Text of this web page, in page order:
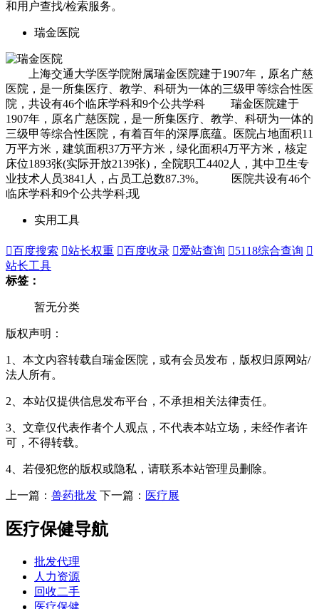
和用户查找/检索服务。
瑞金医院
上海交通大学医学院附属瑞金医院建于1907年，原名广慈
医院，是一所集医疗、教学、科研为一体的三级甲等综合性医
院，共设有46个临床学科和9个公共学科 瑞金医院建于
1907年，原名广慈医院，是一所集医疗、教学、科研为一体的
三级甲等综合性医院，有着百年的深厚底蕴。医院占地面积11
万平方米，建筑面积37万平方米，绿化面积4万平方米，核定
床位1893张(实际开放2139张)，全院职工4402人，其中卫生专
业技术人员3841人，占员工总数87.3%。 医院共设有46个
临床学科和9个公共学科;现
实用工具
百度搜索 站长权重 百度收录 爱站查询 5118综合查询 
站长工具
标签：
暂无分类
版权声明：
1、本文内容转载自瑞金医院，或有会员发布，版权归原网站/
法人所有。
2、本站仅提供信息发布平台，不承担相关法律责任。
3、文章仅代表作者个人观点，不代表本站立场，未经作者许
可，不得转载。
4、若侵犯您的版权或隐私，请联系本站管理员删除。
上一篇： 兽药批发 下一篇： 医疗展
医疗保健导航
批发代理
人力资源
回收二手
医疗保健